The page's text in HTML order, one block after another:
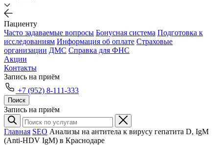
Пациенту
Часто задаваемые вопросы Бонусная система Подготовка к
исследованиям Информация об оплате Страховые
организации ДМС Справка для ФНС
Акции
Контакты
Запись на приём
+7 (952) 8-111-333
Поиск
Запись на приём
Главная SEO Анализы на антитела к вирусу гепатита D, IgM
(Anti-HDV IgM) в Краснодаре